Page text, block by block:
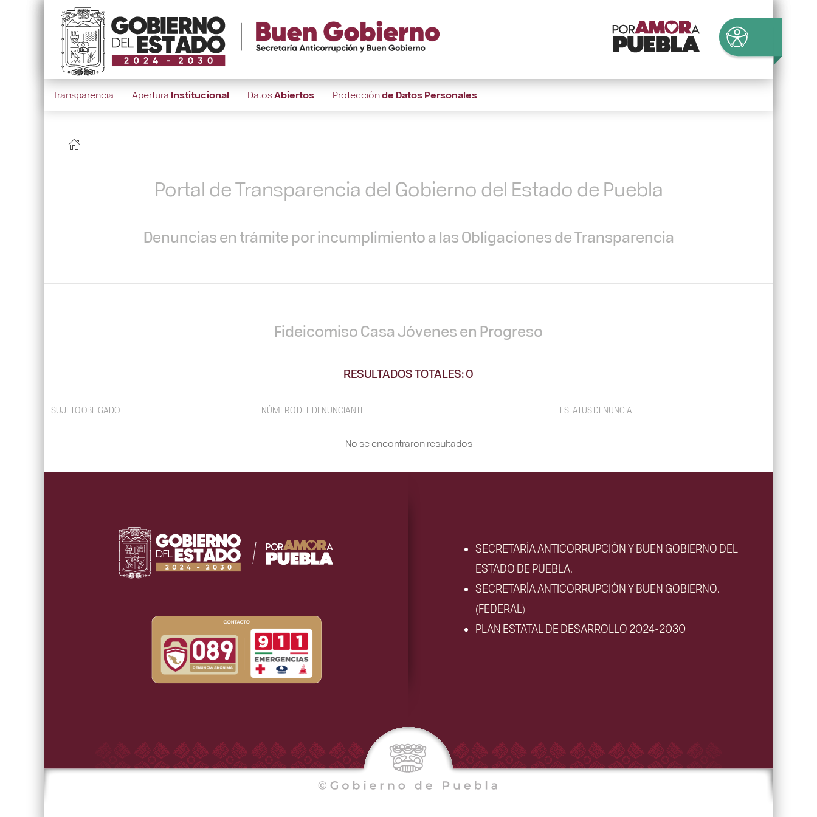
Transparencia Apertura Institucional DatosAbiertos Protecciónde Datos Personales
Portal de Transparencia del Gobierno del Estado de Puebla
Denuncias en trámite por incumplimiento a las Obligaciones de Transparencia
Fideicomiso Casa Jóvenes en Progreso
RESULTADOS TOTALES: 0
SUJETO OBLIGADO NÚMERO DEL DENUNCIANTE ESTATUS DENUNCIA
No se encontraron resultados
SECRETARÍA ANTICORRUPCIÓN Y BUEN GOBIERNO DEL
ESTADO DE PUEBLA.
SECRETARÍA ANTICORRUPCIÓN Y BUEN GOBIERNO.
(FEDERAL)
PLAN ESTATAL DE DESARROLLO 2024-2030